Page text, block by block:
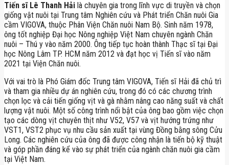
Tiến sĩ Lê Thanh Hải là chuyên gia trong lĩnh vực di truyền và chọn
giống vật nuôi tại Trung tâm Nghiên cứu và Phát triển Chăn nuôi Gia
cầm VIGOVA, thuộc Phân Viện Chăn nuôi Nam Bộ. Sinh năm 1978,
ông tốt nghiệp Đại học Nông nghiệp Việt Nam chuyên ngành Chăn
nuôi – Thú y vào năm 2000. Ông tiếp tục hoàn thành Thạc sĩ tại Đại
học Nông Lâm TP. HCM năm 2012 và đạt học vị Tiến sĩ vào năm
2021 tại Viện Chăn nuôi.
Với vai trò là Phó Giám đốc Trung tâm VIGOVA, Tiến sĩ Hải đã chủ trì
và tham gia nhiều dự án nghiên cứu, trong đó có các chương trình
chọn lọc và cải tiến giống vịt và gà nhằm nâng cao năng suất và chất
lượng vật nuôi. Một số công trình nổi bật của ông bao gồm việc chọn
tạo các dòng vịt chuyên thịt như V52, V57 và vịt hướng trứng như
VST1, VST2 phục vụ nhu cầu sản xuất tại vùng Đồng bằng sông Cửu
Long. Các nghiên cứu của ông đã được công nhận là tiến bộ kỹ thuật
và góp phần đáng kể vào sự phát triển của ngành chăn nuôi gia cầm
tại Việt Nam.